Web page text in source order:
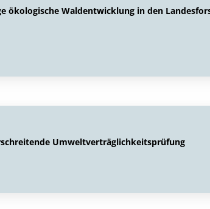
ökologische Waldentwicklung in den
Umweltverträglichkeitsprüfung